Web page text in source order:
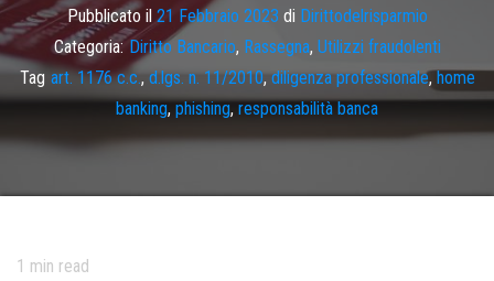
Pubblicato il 21 Febbraio 2023 di Dirittodelrisparmio
Categoria: Diritto Bancario, Rassegna, Utilizzi fraudolenti
Tag art. 1176 c.c., d.lgs. n. 11/2010,diligenza professionale,home
banking, phishing, responsabilità banca
1 min read